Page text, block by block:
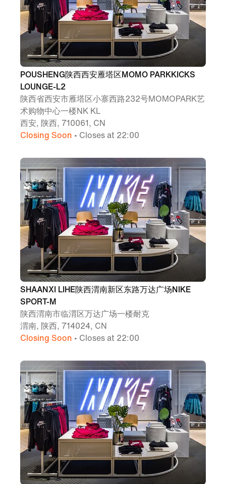
POUSHENG陕西西安雁塔区MOMO PARKKICKS
LOUNGE-L2
陕西省西安市雁塔区小寨西路232号MOMOPARK艺
术购物中心一楼NK KL
西安, 陕西, 710061, CN
Closing Soon • Closes at 22:00
SHAANXI LIHE陕西渭南新区东路万达广场NIKE
SPORT-M
陕西渭南市临渭区万达广场一楼耐克
渭南, 陕西, 714024, CN
Closing Soon • Closes at 22:00